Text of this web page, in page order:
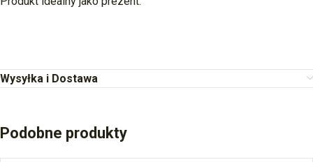
Wysyłka i Dostawa
Podobne produkty